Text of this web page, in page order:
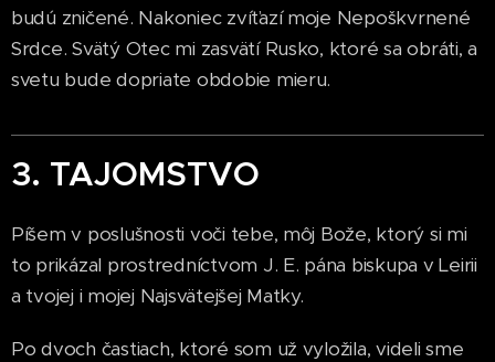
budú zničené. Nakoniec zvíťazí moje Nepoškvrnené
Srdce. Svätý Otec mi zasvätí Rusko, ktoré sa obráti, a
svetu bude dopriate obdobie mieru.
3. TAJOMSTVO
Píšem v poslušnosti voči tebe, môj Bože, ktorý si mi
to prikázal prostredníctvom J. E. pána biskupa v Leirii
a tvojej i mojej Najsvätejšej Matky.
Po dvoch častiach, ktoré som už vyložila, videli sme